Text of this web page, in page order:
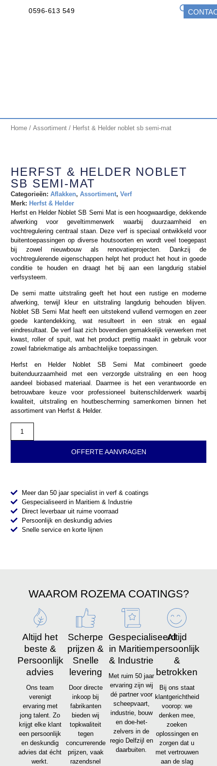
0596-613 549
Home /Assortiment / Herfst & Helder noblet sb semi-mat
HERFST & HELDER NOBLET
SB SEMI-MAT
Categorieën: Aflakken,Assortiment,Verf
Merk: Herfst & Helder
Herfst en Helder Noblet SB Semi Mat is een hoogwaardige, dekkende
afwerking voor geveltimmerwerk waarbij duurzaamheid en
vochtregulering centraal staan. Deze verf is speciaal ontwikkeld voor
buitentoepassingen op diverse houtsoorten en wordt veel toegepast
bij zowel nieuwbouw als renovatieprojecten. Dankzij de
vochtregulerende eigenschappen helpt het product het hout in goede
conditie te houden en draagt het bij aan een langdurig stabiel
verfsysteem.
De semi matte uitstraling geeft het hout een rustige en moderne
afwerking, terwijl kleur en uitstraling langdurig behouden blijven.
Noblet SB Semi Mat heeft een uitstekend vullend vermogen en zeer
goede kantendekking, wat resulteert in een strak en egaal
eindresultaat. De verf laat zich bovendien gemakkelijk verwerken met
kwast, roller of spuit, wat het product prettig maakt in gebruik voor
zowel fabriekmatige als ambachtelijke toepassingen.
Herfst en Helder Noblet SB Semi Mat combineert goede
buitenduurzaamheid met een verzorgde uitstraling en een hoog
aandeel biobased materiaal. Daarmee is het een verantwoorde en
betrouwbare keuze voor professioneel buitenschilderwerk waarbij
kwaliteit, uitstraling en houtbescherming samenkomen binnen het
assortiment van Herfst & Helder.
OFFERTE AANVRAGEN
Meer dan 50 jaar specialist in verf & coatings
Gespecialiseerd in Maritiem & Industrie
Direct leverbaar uit ruime voorraad
Persoonlijk en deskundig advies
Snelle service en korte lijnen
WAAROM ROZEMA COATINGS?
Altijd het
beste &
Persoonlijk
advies
Ons team
verenigt
ervaring met
jong talent. Zo
krijgt elke klant
een persoonlijk
en deskundig
advies dat écht
werkt.
Scherpe
prijzen &
Snelle
levering
Door directe
inkoop bij
fabrikanten
bieden wij
topkwaliteit
tegen
concurrerende
prijzen, vaak
razendsnel
Gespecialiseerd
in Maritiem
& Industrie
Met ruim 50 jaar
ervaring zijn wij
dé partner voor
scheepvaart,
industrie, bouw
en doe-het-
zelvers in de
regio Delfzijl en
daarbuiten.
Altijd
persoonlijk
&
betrokken
Bij ons staat
klantgerichtheid
voorop: we
denken mee,
zoeken
oplossingen en
zorgen dat u
met vertrouwen
aan de slag